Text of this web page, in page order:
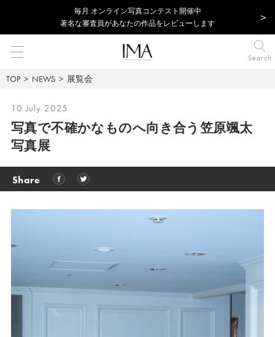
毎⽉ オンライン写真コンテスト開催中
著名な審査員があなたの作品をレビューします
Search
TOP NEWS 展覧会
10 July 2025
写真で不確かなものへ向き合う笠原颯太
写真展
Share